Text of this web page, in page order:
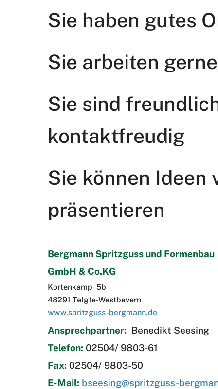
Sie haben gutes
Sie arbeiten
Sie sind
kontaktfreudig
Sie können Ideen
präsentieren
Bergmann Spritzguss und Formenbau
GmbH & Co.KG
Kortenkamp 5b
48291 Telgte-Westbevern
www.spritzguss-bergmann.de
Ansprechpartner: Benedikt Seesing
Telefon: 02504/ 9803-61
Fax: 02504/ 9803-50
E-Mail: bseesing@spritzguss-